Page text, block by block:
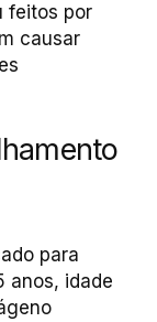
feitos por
causar
para
anos, idade